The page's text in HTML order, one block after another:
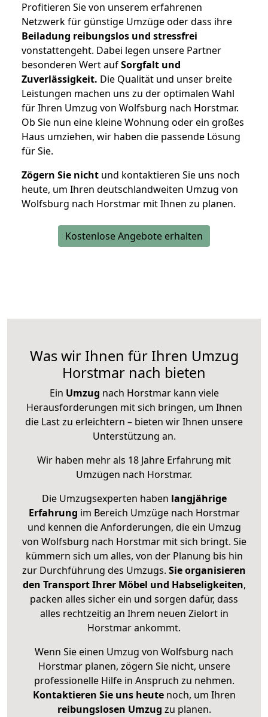
Profitieren Sie von unserem erfahrenen
Netzwerk für günstige Umzüge oder dass ihre
Beiladung reibungslos und stressfrei
vonstattengeht. Dabei legen unsere Partner
besonderen Wert aufSorgfalt und
Zuverlässigkeit. Die Qualität und unser breite
Leistungen machen uns zu der optimalen Wahl
für Ihren Umzug von Wolfsburg nach Horstmar.
Ob Sie nun eine kleine Wohnung oder ein großes
Haus umziehen, wir haben die passende Lösung
für Sie.
Zögern Sie nicht und kontaktieren Sie uns noch
heute, um Ihren deutschlandweiten Umzug von
Wolfsburg nach Horstmar mit Ihnen zu planen.
Kostenlose Angebote erhalten
Was wir Ihnen für Ihren Umzug
Horstmar nach bieten
Ein Umzug nach Horstmar kann viele
Herausforderungen mit sich bringen, um Ihnen
die Last zu erleichtern – bieten wir Ihnen unsere
Unterstützung an.
Wir haben mehr als 18 Jahre Erfahrung mit
Umzügen nach Horstmar.
Die Umzugsexperten haben langjährige
Erfahrung im Bereich Umzüge nach Horstmar
und kennen die Anforderungen, die ein Umzug
von Wolfsburg nach Horstmar mit sich bringt. Sie
kümmern sich um alles, von der Planung bis hin
zur Durchführung des Umzugs. Sie organisieren
den Transport Ihrer Möbel und Habseligkeiten,
packen alles sicher ein und sorgen dafür, dass
alles rechtzeitig an Ihrem neuen Zielort in
Horstmar ankommt.
Wenn Sie einen Umzug von Wolfsburg nach
Horstmar planen, zögern Sie nicht, unsere
professionelle Hilfe in Anspruch zu nehmen.
Kontaktieren Sie uns heutenoch, um Ihren
reibungslosen Umzug zu planen.